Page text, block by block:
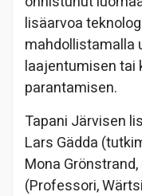
lisäarvoa
mahdollistamalla
laajentumisen tai
parantamisen.
Tapani Järvisen
Lars Gädda
Mona
(Professori,